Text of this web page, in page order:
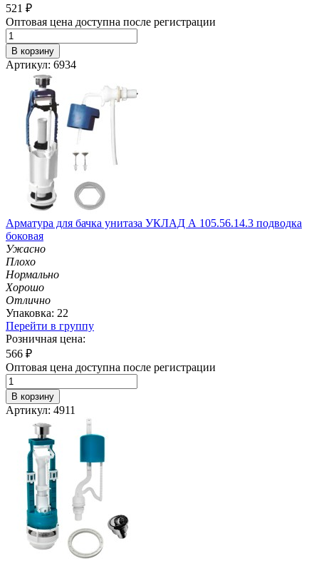
521 ₽
Оптовая цена доступна после регистрации
В корзину
Артикул: 6934
Арматура для бачка унитаза УКЛАД А 105.56.14.3 подводка
боковая
Ужасно
Плохо
Нормально
Хорошо
Отлично
Упаковка: 22
Перейти в группу
Розничная цена:
566 ₽
Оптовая цена доступна после регистрации
В корзину
Артикул: 4911